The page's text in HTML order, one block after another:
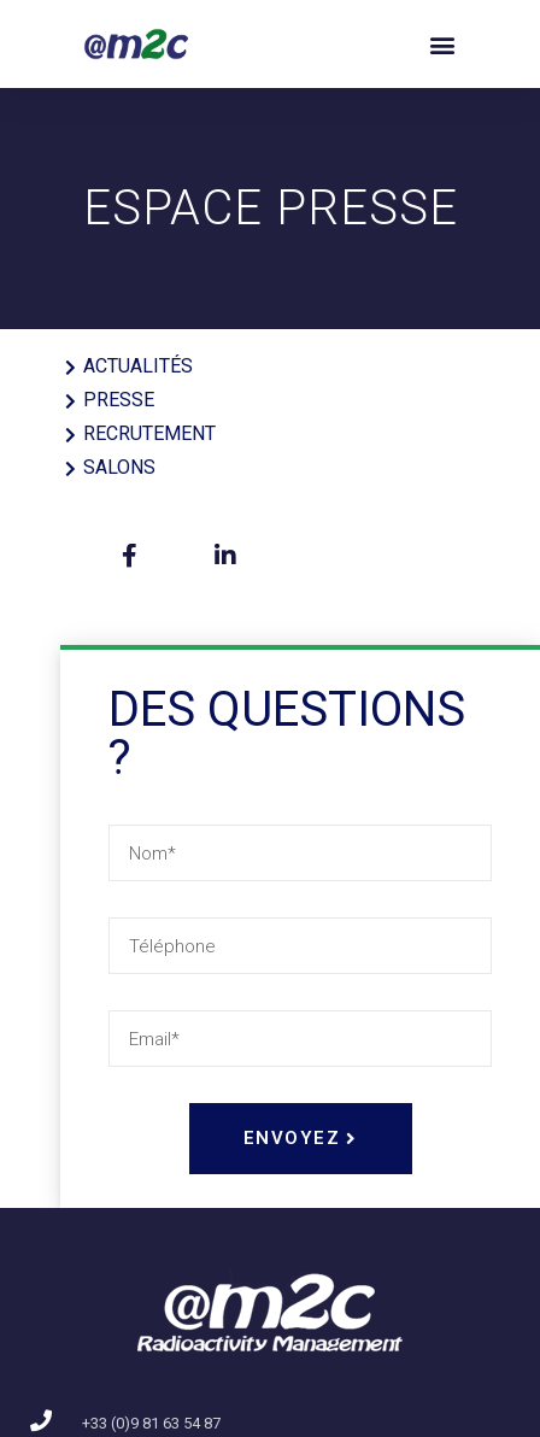
ESPACE PRESSE
ACTUALITÉS
PRESSE
RECRUTEMENT
SALONS
DES QUESTIONS
?
ENVOYEZ
+33 (0)9 81 63 54 87